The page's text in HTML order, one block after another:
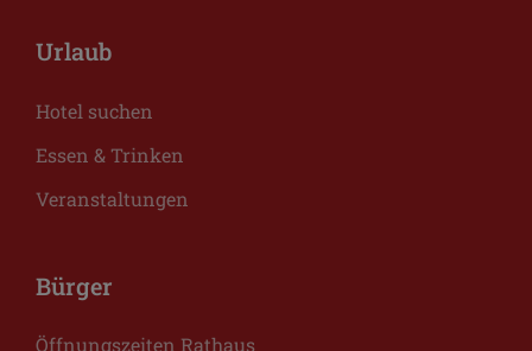
Urlaub
Hotel suchen
Essen & Trinken
Veranstaltungen
Bürger
Öffnungszeiten Rathaus